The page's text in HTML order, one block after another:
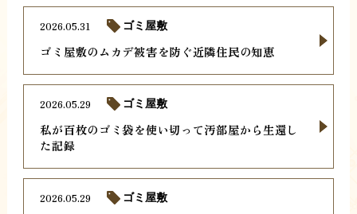
ゴミ屋敷のムカデ被害を防ぐ近隣住民の知恵
2026.05.31 ゴミ屋敷
私が百枚のゴミ袋を使い切って汚部屋から生還し
た記録
2026.05.29 ゴミ屋敷
2026.05.29 ゴミ屋敷